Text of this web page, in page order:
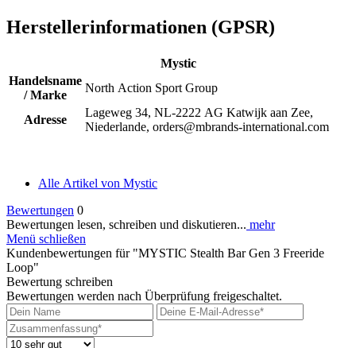
Herstellerinformationen (GPSR)
Mystic
Handelsname
/ Marke
North Action Sport Group
Adresse
Lageweg 34, NL-2222 AG Katwijk aan Zee,
Niederlande, orders@mbrands-international.com
Alle Artikel von Mystic
Bewertungen 0
Bewertungen lesen, schreiben und diskutieren... mehr
Menü schließen
Kundenbewertungen für "MYSTIC Stealth Bar Gen 3 Freeride
Loop"
Bewertung schreiben
Bewertungen werden nach Überprüfung freigeschaltet.